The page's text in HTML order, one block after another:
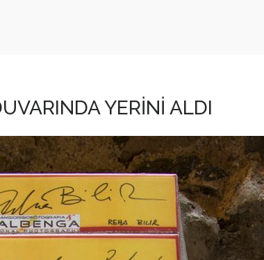
YERİNİ ALDI